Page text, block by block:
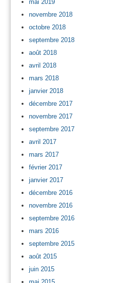
mai 2019
novembre 2018
octobre 2018
septembre 2018
août 2018
avril 2018
mars 2018
janvier 2018
décembre 2017
novembre 2017
septembre 2017
avril 2017
mars 2017
février 2017
janvier 2017
décembre 2016
novembre 2016
septembre 2016
mars 2016
septembre 2015
août 2015
juin 2015